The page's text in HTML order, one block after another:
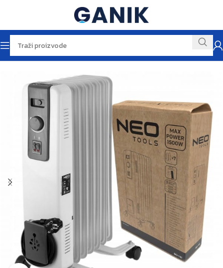
Početna Sezonska ponuda